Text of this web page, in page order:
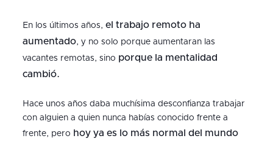
En los últimos años, el trabajo remoto ha
aumentado, y no solo porque aumentaran las
vacantes remotas, sino porque la mentalidad
cambió.
Hace unos años daba muchísima desconfianza trabajar
con alguien a quien nunca habías conocido frente a
frente, pero hoy ya es lo más normal del mundo